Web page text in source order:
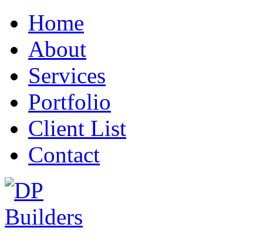
Home
About
Services
Portfolio
Client List
Contact